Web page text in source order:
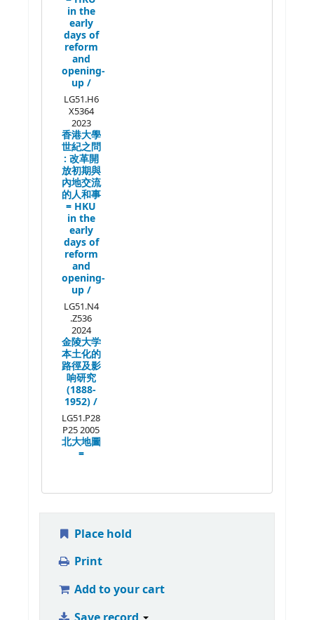
in the
early
days of
reform
and
opening-
up /
LG51.H6
X5364
2023
香港大學
世紀之問
: 改革開
放初期與
內地交流
的人和事
= HKU
in the
early
days of
reform
and
opening-
up /
LG51.N4
.Z536
2024
金陵大学
本土化的
路徑及影
响研究
(1888-
1952) /
LG51.P28
P25 2005
北大地圖
=
Place hold
Print
Add to your cart